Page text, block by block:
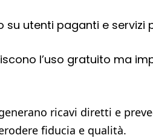
su utenti paganti e servizi
l’uso gratuito ma
ricavi diretti e
fiducia e qualità.